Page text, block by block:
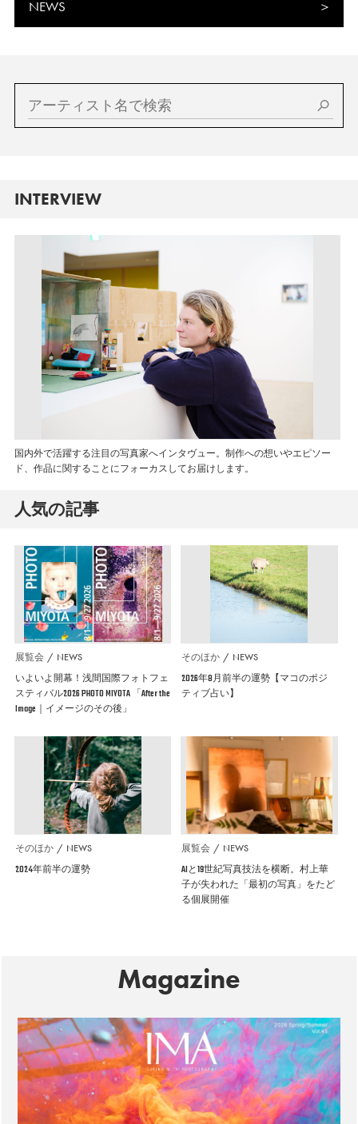
NEWS
INTERVIEW
国内外で活躍する注目の写真家へインタヴュー。制作への想いやエピソー
ド、作品に関することにフォーカスしてお届けします。
人気の記事
展覧会 NEWS
いよいよ開幕！浅間国際フォトフェ
スティバル2026 PHOTO MIYOTA 「After the
Image｜イメージのその後」
そのほか NEWS
2026年8月前半の運勢【マコのポジ
ティブ占い】
そのほか NEWS
2024年前半の運勢
展覧会 NEWS
AIと19世紀写真技法を横断。村上華
子が失われた「最初の写真」をたど
る個展開催
Magazine